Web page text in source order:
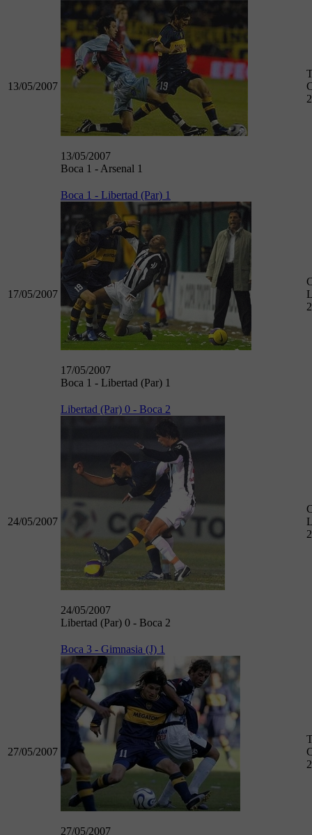
13/05/2007
13/05/2007
Boca 1 - Arsenal 1
17/05/2007
Boca 1 - Libertad (Par) 1
17/05/2007
Boca 1 - Libertad (Par) 1
24/05/2007
Libertad (Par) 0 - Boca 2
24/05/2007
Libertad (Par) 0 - Boca 2
27/05/2007
Boca 3 - Gimnasia (J) 1
27/05/2007